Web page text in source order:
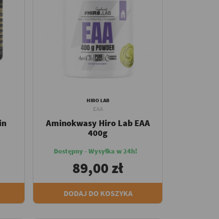
HIRO LAB
EAA
Aminokwasy Hiro Lab EAA
400g
Dostępny - Wysyłka w 24h!
89,00 zł
DODAJ DO KOSZYKA